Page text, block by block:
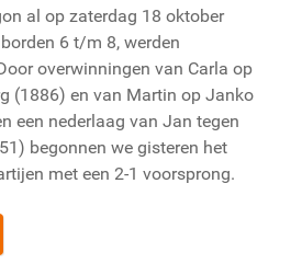
al op zaterdag 18 oktober
6 t/m 8, werden
overwinningen van Carla op
(1886) en van Martin op Janko
een nederlaag van Jan tegen
begonnen we gisteren het
met een 2-1 voorsprong.